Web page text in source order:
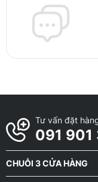
Tư vấn đặt
091
CHUỖI 3 CỬA HÀNG